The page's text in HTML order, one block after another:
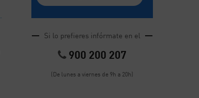
Si lo prefieres infórmate en el
900 200 207
(De lunes a viernes de 9h a 20h)